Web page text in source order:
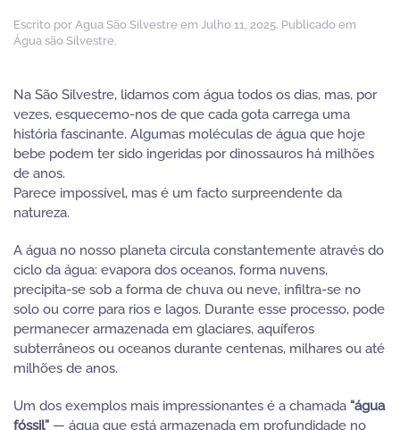
Escrito por Agua São Silvestre em Julho 11, 2025. Publicado em
Água são Silvestre.
Na São Silvestre, lidamos com água todos os dias, mas, por
vezes, esquecemo-nos de que cada gota carrega uma
história fascinante. Algumas moléculas de água que hoje
bebe podem ter sido ingeridas por dinossauros há milhões
de anos.
Parece impossível, mas é um facto surpreendente da
natureza.
A água no nosso planeta circula constantemente através do
ciclo da água: evapora dos oceanos, forma nuvens,
precipita-se sob a forma de chuva ou neve, infiltra-se no
solo ou corre para rios e lagos. Durante esse processo, pode
permanecer armazenada em glaciares, aquíferos
subterrâneos ou oceanos durante centenas, milhares ou até
milhões de anos.
Um dos exemplos mais impressionantes é a chamada “água
fóssil” — água que está armazenada em profundidade no